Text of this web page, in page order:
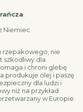
Niemiec.
rzepakowego, nie
szkodliwy dla
i chroni glebę
produkuje olej i paszę
dla ludzi i
niż na przykład
w Europie.